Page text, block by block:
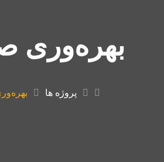
بهره‌وری
پروژه ها